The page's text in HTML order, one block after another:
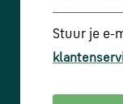
Stuur je e-